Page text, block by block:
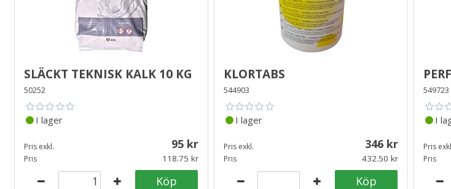
Släckt Teknisk Kalk 10 kg
50252
I lager
Pris exkl. 95
Pris 118.75
Köp
Klortabs
544903
I lager
Pris exkl. 346
Pris 432.50
Köp
549723
I
Pris
Pris